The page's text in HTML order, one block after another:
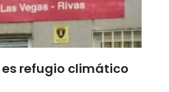
es refugio climático